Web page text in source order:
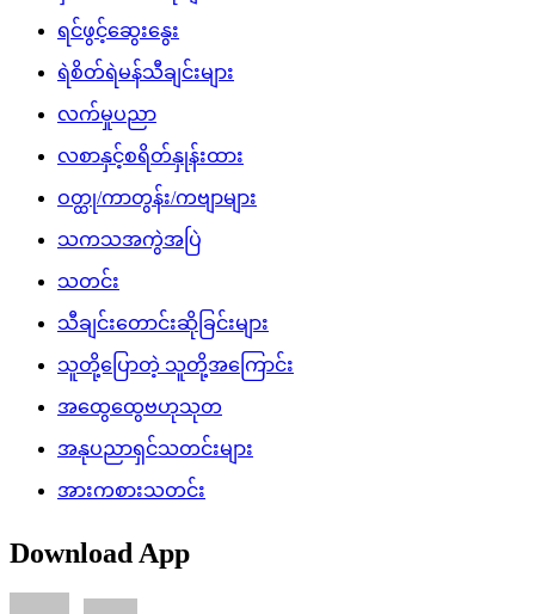
ရင်ဖွင့်ဆွေးနွေး
ရဲစိတ်ရဲမန်သီချင်းများ
လက်မှုပညာ
လစာနှင့်စရိတ်နှုန်းထား
ဝတ္ထု/ကာတွန်း/ကဗျာများ
သကသအကွဲအပြဲ
သတင်း
သီချင်းတောင်းဆိုခြင်းများ
သူတို့ပြောတဲ့ သူတို့အကြောင်း
အထွေထွေဗဟုသုတ
အနုပညာရှင်သတင်းများ
အားကစားသတင်း
Download App